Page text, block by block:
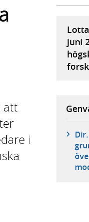
att
i
juni